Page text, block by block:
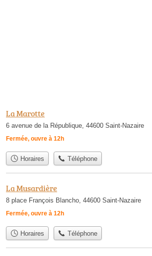
La Marotte
6 avenue de la République, 44600 Saint-Nazaire
Fermée, ouvre à 12h
Horaires Téléphone
La Musardière
8 place François Blancho, 44600 Saint-Nazaire
Fermée, ouvre à 12h
Horaires Téléphone